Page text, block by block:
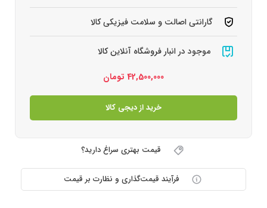
گارانتی اصالت و سلامت فیزیکی کالا
موجود در انبار فروشگاه آنلاین کالا
42,500,000 تومان
خرید از دیجی کالا
قیمت بهتری سراغ دارید؟
فرآیند قیمت‌گذاری و نظارت بر قیمت